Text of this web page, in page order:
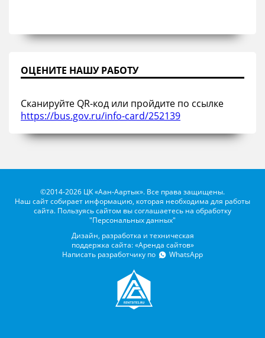
ОЦЕНИТЕ НАШУ РАБОТУ
Сканируйте QR-код или пройдите по ссылке
https://bus.gov.ru/info-card/252139
©2014-2026 ЦК «Аан-Аартык». Все права защищены.
Наш сайт собирает информацию, которая необходима для работы
сайта. Пользуясь сайтом вы соглашаетесь на обработку
"Персональных данных"
Дизайн, разработка и техническая
поддержка сайта: «Аренда сайтов»
Написать разработчику по
WhatsApp